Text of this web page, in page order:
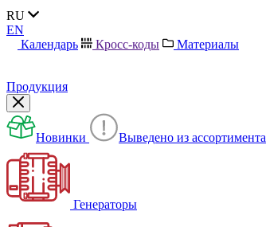
RU
EN
Календарь
Кросс-коды Материалы
Продукция
Новинки Выведено из ассортимента
Генераторы